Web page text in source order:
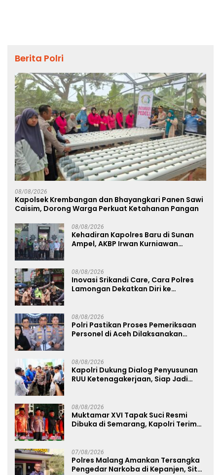
Berita Polri
08/08/2026
Kapolsek Krembangan dan Bhayangkari Panen Sawi
Caisim, Dorong Warga Perkuat Ketahanan Pangan
08/08/2026
Kehadiran Kapolres Baru di Sunan
Ampel, AKBP Irwan Kurniawan
08/08/2026
Inovasi Srikandi Care, Cara Polres
Lamongan Dekatkan Diri ke
08/08/2026
Polri Pastikan Proses Pemeriksaan
Personel di Aceh Dilaksanakan
08/08/2026
Kapolri Dukung Dialog Penyusunan
RUU Ketenagakerjaan, Siap Jadi
08/08/2026
Muktamar XVI Tapak Suci Resmi
Dibuka di Semarang, Kapolri Terima
07/08/2026
Polres Malang Amankan Tersangka
Pengedar Narkoba di Kepanjen, Sita